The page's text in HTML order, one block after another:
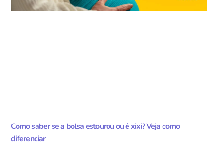
Como saber se a bolsa estourou ou é xixi? Veja como
diferenciar